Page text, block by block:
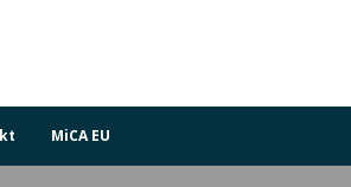
MiCA EU